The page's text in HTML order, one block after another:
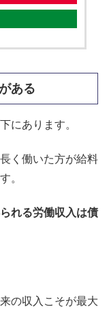
ある
にあります。
く働いた方が給料
。
れる労働収入は債
の収入こそが最大